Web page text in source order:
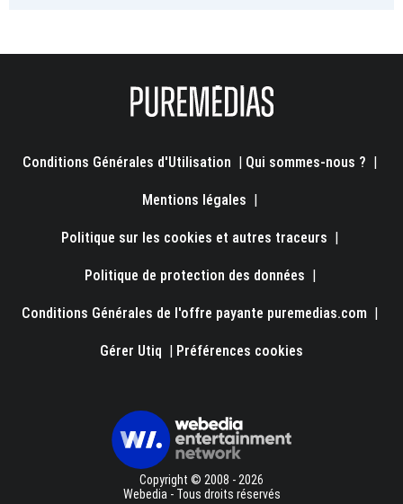
Conditions Générales d'Utilisation Qui sommes-nous ?
Mentions légales
Politique sur les cookies et autres traceurs
Politique de protection des données
Conditions Générales de l'offre payante puremedias.com
Gérer Utiq Préférences cookies
Copyright © 2008 - 2026
Webedia - Tous droits réservés